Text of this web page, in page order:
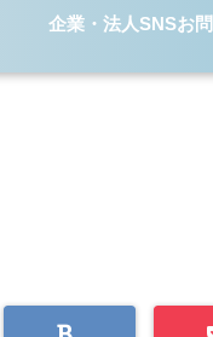
企業・法人SNSお